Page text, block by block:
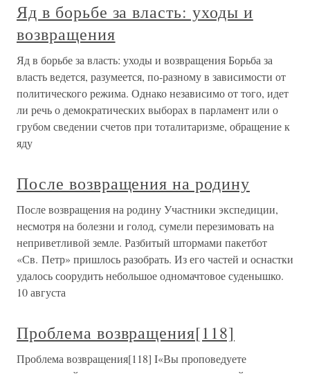
Яд в борьбе за власть: уходы и
возвращения
Яд в борьбе за власть: уходы и возвращения Борьба за
власть ведется, разумеется, по-разному в зависимости от
политического режима. Однако независимо от того, идет
ли речь о демократических выборах в парламент или о
грубом сведении счетов при тоталитаризме, обращение к
яду
После возвращения на родину
После возвращения на родину Участники экспедиции,
несмотря на болезни и голод, сумели перезимовать на
неприветливой земле. Разбитый штормами пакетбот
«Св. Петр» пришлось разобрать. Из его частей и оснастки
удалось соорудить небольшое одномачтовое суденышко.
10 августа
Проблема возвращения[118]
Проблема возвращения[118] I«Вы проповедуете